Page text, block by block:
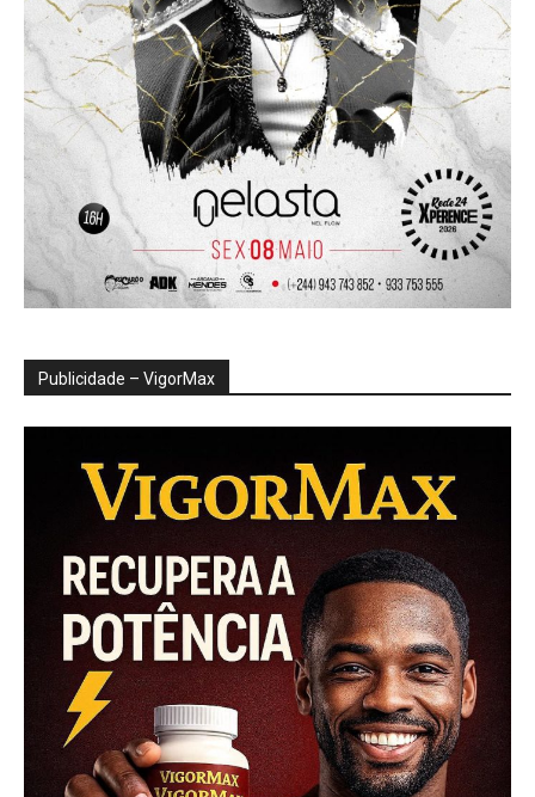
Publicidade – VigorMax